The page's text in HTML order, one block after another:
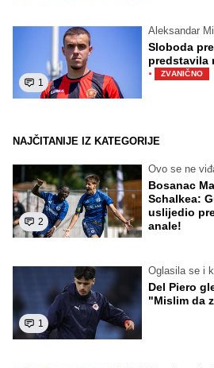
1
Aleksandar
Sloboda
predstavila
· ZVANIČNO
NAJČITANIJE IZ KATEGORIJE
2
Ovo se ne
Bosanac
Schalkea:
uslijedio
anale!
1
Oglasila se i
Del Piero
"Mislim da